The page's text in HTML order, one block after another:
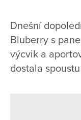
Dnešní
Bluberry s
výcvik a
dostala